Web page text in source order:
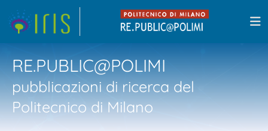
RE.PUBLIC@POLIMI
pubblicazioni di ricerca del
Politecnico di Milano